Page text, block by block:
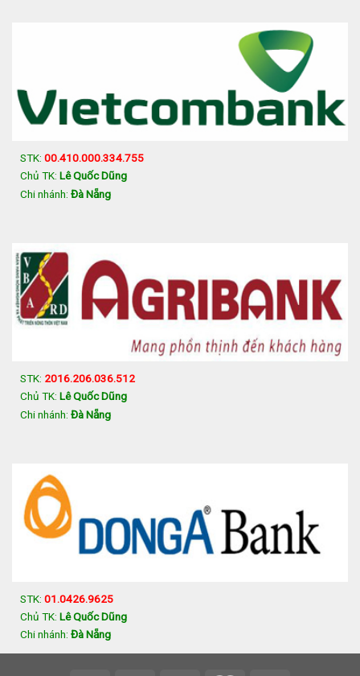
STK: 00.410.000.334.755
Chủ TK: Lê Quốc Dũng
Chi nhánh: Đà Nẵng
STK: 2016.206.036.512
Chủ TK: Lê Quốc Dũng
Chi nhánh: Đà Nẵng
STK: 01.0426.9625
Chủ TK: Lê Quốc Dũng
Chi nhánh: Đà Nẵng